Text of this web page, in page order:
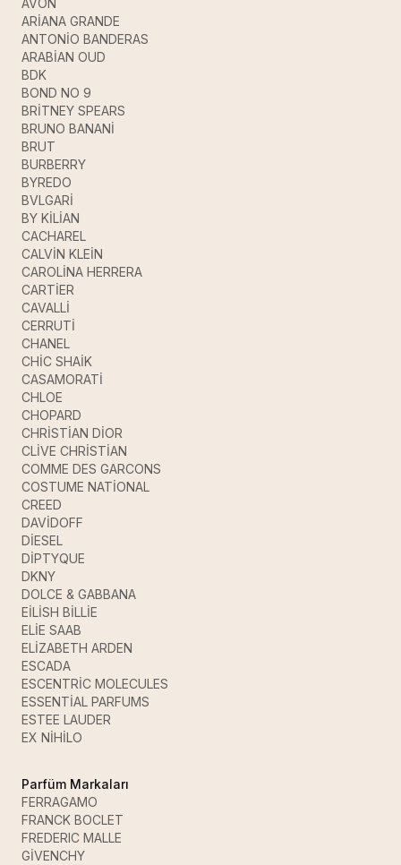
AVON
ARİANA GRANDE
ANTONİO BANDERAS
ARABİAN OUD
BDK
BOND NO 9
BRİTNEY SPEARS
BRUNO BANANİ
BRUT
BURBERRY
BYREDO
BVLGARİ
BY KİLİAN
CACHAREL
CALVİN KLEİN
CAROLİNA HERRERA
CARTİER
CAVALLİ
CERRUTİ
CHANEL
CHİC SHAİK
CASAMORATİ
CHLOE
CHOPARD
CHRİSTİAN DİOR
CLİVE CHRİSTİAN
COMME DES GARCONS
COSTUME NATİONAL
CREED
DAVİDOFF
DİESEL
DİPTYQUE
DKNY
DOLCE & GABBANA
EİLİSH BİLLİE
ELİE SAAB
ELİZABETH ARDEN
ESCADA
ESCENTRİC MOLECULES
ESSENTİAL PARFUMS
ESTEE LAUDER
EX NİHİLO
Parfüm Markaları
FERRAGAMO
FRANCK BOCLET
FREDERIC MALLE
GİVENCHY